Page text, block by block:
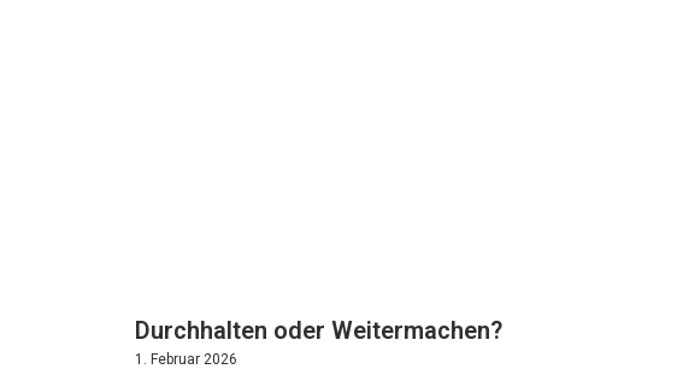
Durchhalten oder Weitermachen?
1. Februar 2026